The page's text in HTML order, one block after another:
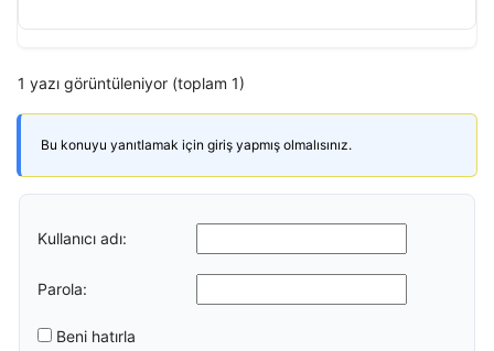
1 yazı görüntüleniyor (toplam 1)
Bu konuyu yanıtlamak için giriş yapmış olmalısınız.
Kullanıcı adı:
Parola:
Beni hatırla